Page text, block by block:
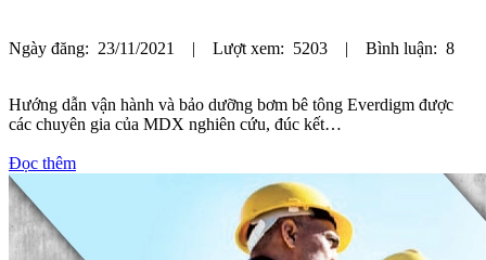
Ngày đăng: 23/11/2021 | Lượt xem: 5203 | Bình luận: 8
Hướng dẫn vận hành và bảo dưỡng bơm bê tông Everdigm được
các chuyên gia của MDX nghiên cứu, đúc kết…
Đọc thêm